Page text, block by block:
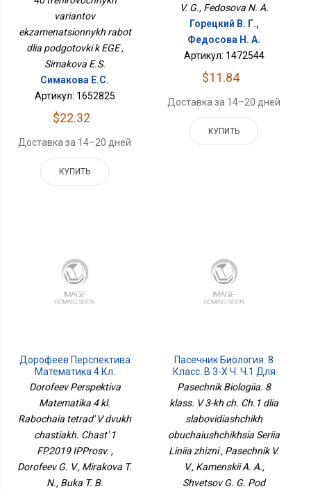
Работ Для Подготовки К
ЕГЭ
variantov
ekzamenatsionnykh rabot
dlia podgotovki k EGE ,
Simakova E.S.
Симакова Е.С.
Артикул: 1652825
$22.32
Доставка за 14–20 дней
КУПИТЬ
V. G., Fedosova N. A.
Горецкий В. Г.,
Федосова Н. А.
Артикул: 1472544
$11.84
Доставка за 14–20 дней
КУПИТЬ
Дорофеев Перспектива
Математика 4 Кл.
Рабочая Тетрадь В Двух
Частях. Часть 1 ФП2019
ИППросв.
Dorofeev Perspektiva
Matematika 4 kl.
Rabochaia tetrad' V dvukh
chastiakh. Chast' 1
FP2019 IPProsv. ,
Dorofeev G. V., Mirakova T.
N., Buka T. B.
Пасечник Биология. 8
Класс. В 3-Х Ч. Ч.1 Для
Слабовидящих
Обучающихся Серия
Линия Жизни
Pasechnik Biologiia. 8
klass. V 3-kh ch. Ch.1 dlia
slabovidiashchikh
obuchaiushchikhsia Seriia
Liniia zhizni , Pasechnik V.
V., Kamenskii A. A.,
Shvetsov G. G. Pod